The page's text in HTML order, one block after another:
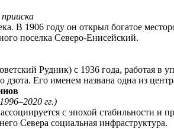
В 1906 году он открыл богатое
поселка Северо-Енисейский.
Рудник) с 1936 года, работая
дзота. Его именем названа одна из
гг.)
с эпохой стабильности и
Севера социальная инфраструктура.